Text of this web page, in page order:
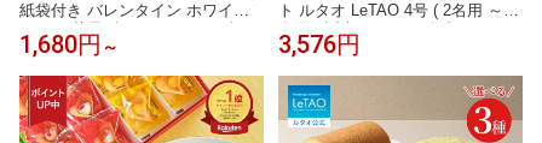
紙袋付き バレンタイン ホワイト
デー お菓子ギフト クッキーギフ
ト sabledor 洋菓子詰め合わせ ス
ッキー個包装
1,680円 ～
ト ルタオ LeTAO 4号 ( 2名用 ～ 4
名用 ) 誕生日ケーキ 冷凍ケーキ ス
イーツ 洋菓子 お取り寄せ 北海道
ドゥーブルフロマージュ 送料込み
3,576円